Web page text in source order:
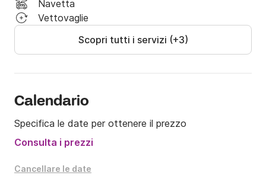
Non esitate a contattarmi su Click&Boat per maggiori
Navetta
Vettovaglie
Scopri tutti i servizi (+3)
Calendario
Specifica le date per ottenere il prezzo
Consulta i prezzi
Cancellare le date